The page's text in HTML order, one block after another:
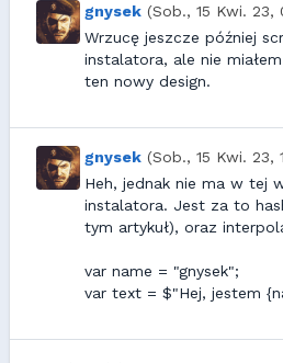
gnysek (Sob., 15 Kwi. 23,
Wrzucę jeszcze później
instalatora, ale nie
ten nowy design.
gnysek (Sob., 15 Kwi. 23,
Heh, jednak nie ma w tej
instalatora. Jest za to
tym artykuł), oraz
var name = "gnysek";
var text = $"Hej, jestem